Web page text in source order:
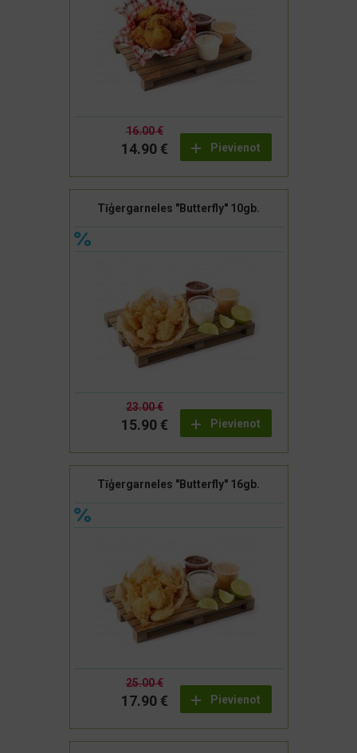
Pievienot
16.00 €
14.90 €
Tīģergarneles "Butterfly" 10gb.
Pievienot
23.00 €
15.90 €
Tīģergarneles "Butterfly" 16gb.
Pievienot
25.00 €
17.90 €